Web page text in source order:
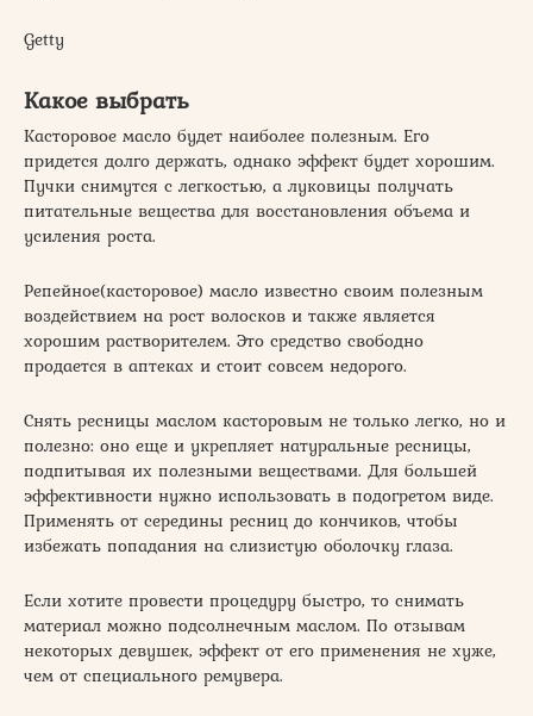
Getty
Какое выбрать
Касторовое масло будет наиболее полезным. Его
придется долго держать, однако эффект будет хорошим.
Пучки снимутся с легкостью, а луковицы получать
питательные вещества для восстановления объема и
усиления роста.
Репейное(касторовое) масло известно своим полезным
воздействием на рост волосков и также является
хорошим растворителем. Это средство свободно
продается в аптеках и стоит совсем недорого.
Снять ресницы маслом касторовым не только легко, но и
полезно: оно еще и укрепляет натуральные ресницы,
подпитывая их полезными веществами. Для большей
эффективности нужно использовать в подогретом виде.
Применять от середины ресниц до кончиков, чтобы
избежать попадания на слизистую оболочку глаза.
Если хотите провести процедуру быстро, то снимать
материал можно подсолнечным маслом. По отзывам
некоторых девушек, эффект от его применения не хуже,
чем от специального ремувера.